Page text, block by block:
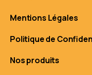
Mentions Légales
Politique de
Nos produits